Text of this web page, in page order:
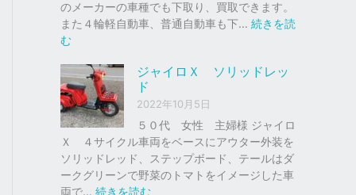
のメーカーの車種でも下取り、買取できます。
また４輪軽自動車、普通自動車も下… 続きを読
む:
ャ
イ
ロ
以
の
バ
イ
ジャイロＸ ソリッドレッ
ド
2022年10月5日
５０代 女性 主婦様 ジャイロ
Ｘ ４サイクル車両をベースにアウター外装を
ソリッドレッド、ステップボード、テールはダ
ークグリーンで野菜のトマトをイメージした車
両で… 続きを読む: